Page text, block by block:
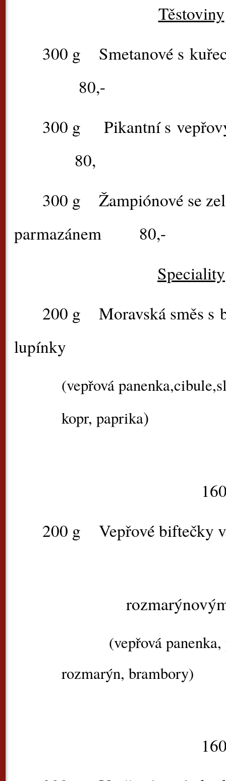
Těstoviny
300 g
Smetanové s
80,-
300 g Pikantní s
80,
300 g
Žampiónové se
parmazánem
80,-
Speciality
200 g
Moravská směs s
lupínky
(vepřová
kopr, paprika)
200 g
Vepřové biftečky
rozmarýnovými
(vepřová
rozmarýn, brambory)